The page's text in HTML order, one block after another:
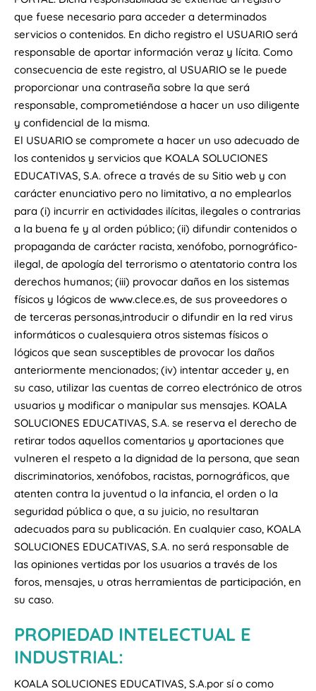
que fuese necesario para acceder a determinados
servicios o contenidos. En dicho registro el USUARIO será
responsable de aportar información veraz y lícita. Como
consecuencia de este registro, al USUARIO se le puede
proporcionar una contraseña sobre la que será
responsable, comprometiéndose a hacer un uso diligente
y confidencial de la misma.
El USUARIO se compromete a hacer un uso adecuado de
los contenidos y servicios que KOALA SOLUCIONES
EDUCATIVAS, S.A. ofrece a través de su Sitio web y con
carácter enunciativo pero no limitativo, a no emplearlos
para (i) incurrir en actividades ilícitas, ilegales o contrarias
a la buena fe y al orden público; (ii) difundir contenidos o
propaganda de carácter racista, xenófobo, pornográfico-
ilegal, de apología del terrorismo o atentatorio contra los
derechos humanos; (iii) provocar daños en los sistemas
físicos y lógicos de www.clece.es, de sus proveedores o
de terceras personas,introducir o difundir en la red virus
informáticos o cualesquiera otros sistemas físicos o
lógicos que sean susceptibles de provocar los daños
anteriormente mencionados; (iv) intentar acceder y, en
su caso, utilizar las cuentas de correo electrónico de otros
usuarios y modificar o manipular sus mensajes. KOALA
SOLUCIONES EDUCATIVAS, S.A. se reserva el derecho de
retirar todos aquellos comentarios y aportaciones que
vulneren el respeto a la dignidad de la persona, que sean
discriminatorios, xenófobos, racistas, pornográficos, que
atenten contra la juventud o la infancia, el orden o la
seguridad pública o que, a su juicio, no resultaran
adecuados para su publicación. En cualquier caso, KOALA
SOLUCIONES EDUCATIVAS, S.A. no será responsable de
las opiniones vertidas por los usuarios a través de los
foros, mensajes, u otras herramientas de participación, en
su caso.
PROPIEDAD INTELECTUAL E
INDUSTRIAL:
KOALA SOLUCIONES EDUCATIVAS, S.A.por sí o como